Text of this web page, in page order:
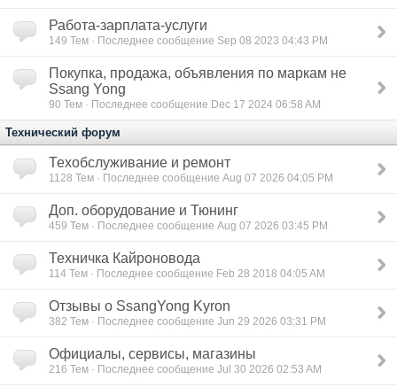
Работа-зарплата-услуги
149 Тем · Последнее сообщение Sep 08 2023 04:43 PM
Покупка, продажа, объявления по маркам не
Ssang Yong
90 Тем · Последнее сообщение Dec 17 2024 06:58 AM
Технический форум
Техобслуживание и ремонт
1128 Тем · Последнее сообщение Aug 07 2026 04:05 PM
Доп. оборудование и Тюнинг
459 Тем · Последнее сообщение Aug 07 2026 03:45 PM
Техничка Кайроновода
114 Тем · Последнее сообщение Feb 28 2018 04:05 AM
Отзывы о SsangYong Kyron
382 Тем · Последнее сообщение Jun 29 2026 03:31 PM
Официалы, сервисы, магазины
216 Тем · Последнее сообщение Jul 30 2026 02:53 AM